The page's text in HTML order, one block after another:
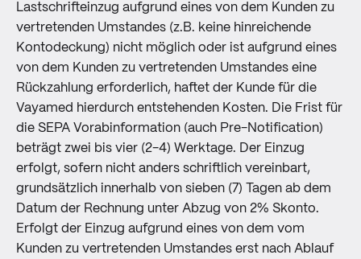
Lastschrifteinzug aufgrund eines von dem Kunden zu
vertretenden Umstandes (z.B. keine hinreichende
Kontodeckung) nicht möglich oder ist aufgrund eines
von dem Kunden zu vertretenden Umstandes eine
Rückzahlung erforderlich, haftet der Kunde für die
Vayamed hierdurch entstehenden Kosten. Die Frist für
die SEPA Vorabinformation (auch Pre-Notification)
beträgt zwei bis vier (2-4) Werktage. Der Einzug
erfolgt, sofern nicht anders schriftlich vereinbart,
grundsätzlich innerhalb von sieben (7) Tagen ab dem
Datum der Rechnung unter Abzug von 2% Skonto.
Erfolgt der Einzug aufgrund eines von dem vom
Kunden zu vertretenden Umstandes erst nach Ablauf